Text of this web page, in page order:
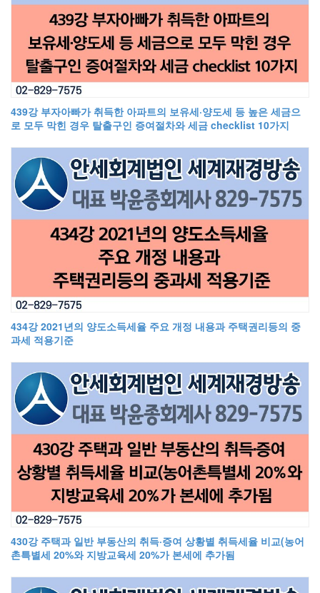
439강 부자아빠가 취득한 아파트의 보유세·양도세 등 높은 세금으
로 모두 막힌 경우 탈출구인 증여절차와 세금 checklist 10가지
434강 2021년의 양도소득세율 주요 개정 내용과 주택권리등의 중
과세 적용기준
430강 주택과 일반 부동산의 취득·증여 상황별 취득세율 비교(농어
촌특별세 20%와 지방교육세 20%가 본세에 추가됨